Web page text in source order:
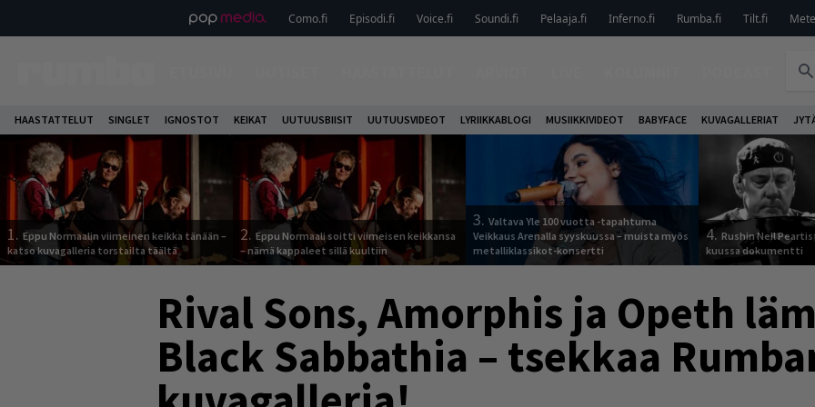
Como.fi Episodi.fi Voice.fi Soundi.fi Pelaaja.fi Inferno.fi Rumba.fi Tilt.fi
HAASTATTELUT SINGLET IGNOSTOT KEIKAT UUTUUSBIISIT UUTUUSVIDEOT LYRIIKKABLOGI MUSIIKKIVIDEOT BABYFACE KUVAGALLERIAT
1. Eppu Normaalin viimeinen keikka tänään –
katso kuvagalleria torstailta täältä
2. Eppu Normaali soitti viimeisen keikkansa
– nämä kappaleet sillä kuultiin
3. Valtava Yle 100 vuotta -tapahtuma
Veikkaus Arenalla syyskuussa – muista myös
metalliklassikot-konsertti
4. Rushin Neil
kuussa dokumentti
Rival Sons, Amorphis ja Opeth
Black Sabbathia – tsekkaa